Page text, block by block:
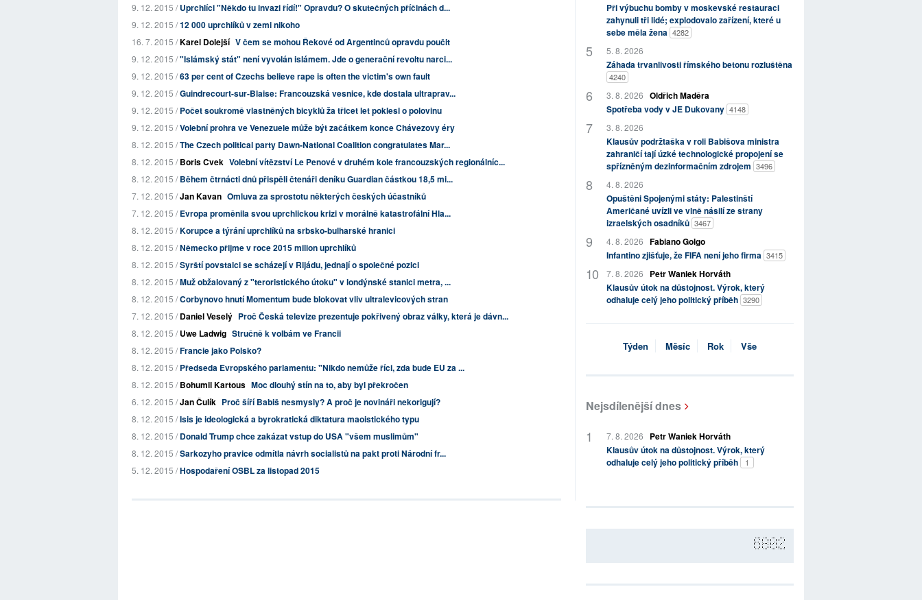
9. 12. 2015 /Uprchlíci "Někdo tu invazi řídí!" Opravdu? O skutečných příčinách d...
9. 12. 2015 /12 000 uprchlíků v zemi nikoho
16. 7. 2015 /Karel Dolejší V čem se mohou Řekové od Argentinců opravdu poučit
9. 12. 2015 /"Islámský stát" není vyvolán islámem. Jde o generační revoltu narci...
9. 12. 2015 /63 per cent of Czechs believe rape is often the victim's own fault
9. 12. 2015 /Guindrecourt-sur-Blaise: Francouzská vesnice, kde dostala ultraprav...
9. 12. 2015 /Počet soukromě vlastněných bicyklů ža třicet let poklesl o polovinu
9. 12. 2015 /Volební prohra ve Venezuele může být začátkem konce Chávezovy éry
8. 12. 2015 /The Czech political party Dawn-National Coalition congratulates Mar...
8. 12. 2015 /Boris Cvek Volební vítězství Le Penové v druhém kole francouzských regionálníc...
8. 12. 2015 /Během čtrnácti dnů přispěli čtenáři deníku Guardian částkou 18,5 mi...
7. 12. 2015 /Jan Kavan Omluva za sprostotu některých českých účastníků
7. 12. 2015 /Evropa proměnila svou uprchlickou krizi v morálně katastrofální Hla...
8. 12. 2015 /Korupce a týrání uprchlíků na srbsko-bulharské hranici
8. 12. 2015 /Německo přijme v roce 2015 milion uprchlíků
8. 12. 2015 /Syrští povstalci se scházejí v Rijádu, jednají o společné pozici
8. 12. 2015 /Muž obžalovaný z "teroristického útoku" v londýnské stanici metra, ...
8. 12. 2015 /Corbynovo hnutí Momentum bude blokovat vliv ultralevicových stran
7. 12. 2015 /Daniel Veselý Proč Česká televize prezentuje pokřivený obraz války, která je dávn...
8. 12. 2015 /Uwe Ladwig Stručně k volbám ve Francii
8. 12. 2015 /Francie jako Polsko?
8. 12. 2015 /Předseda Evropského parlamentu: "Nikdo nemůže říci, zda bude EU za ...
8. 12. 2015 /Bohumil Kartous Moc dlouhý stín na to, aby byl překročen
6. 12. 2015 /Jan Čulík Proč šíří Babiš nesmysly? A proč je novináři nekorigují?
8. 12. 2015 /Isis je ideologická a byrokratická diktatura maoistického typu
8. 12. 2015 /Donald Trump chce zakázat vstup do USA "všem muslimům"
8. 12. 2015 /Sarkozyho pravice odmítla návrh socialistů na pakt proti Národní fr...
5. 12. 2015 /Hospodaření OSBL za listopad 2015
Při výbuchu bomby v moskevské restauraci
zahynuli tři lidé; explodovalo zařízení, které u
sebe měla žena 4282
5. 8. 2026
Záhada trvanlivosti římského betonu rozluštěna
4240
3. 8. 2026 Oldřich Maděra
Spotřeba vody v JE Dukovany 4148
3. 8. 2026
Klausův podržtaška v roli Babišova ministra
zahraničí tají úzké technologické propojení se
spřízněným dezinformačním zdrojem 3496
4. 8. 2026
Opuštěni Spojenými státy: Palestinští
Američané uvízli ve vlně násilí ze strany
izraelských osadníků 3467
4. 8. 2026 Fabiano Golgo
Infantino zjišťuje, že FIFA není jeho firma 3415
7. 8. 2026
Petr Waniek Horváth
Klausův útok na důstojnost. Výrok, který
odhaluje celý jeho politický příběh 3290
Týden Měsíc Rok Vše
Nejsdílenější dnes
7. 8. 2026
Petr Waniek Horváth
Klausův útok na důstojnost. Výrok, který
odhaluje celý jeho politický příběh
1
6802